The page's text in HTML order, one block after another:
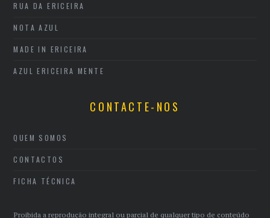
RUA DA ERICEIRA
NOTA AZUL
MADE IN ERICEIRA
AZUL ERICEIRA MENTE
CONTACTE-NOS
QUEM SOMOS
CONTACTOS
FICHA TÉCNICA
Proibida a reprodução integral ou parcial de qualquer tipo de conteúdo